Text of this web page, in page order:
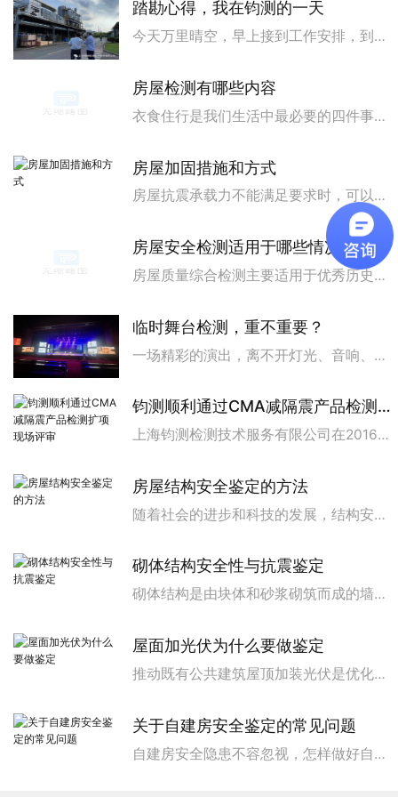
踏勘心得，我在钧测的一天
今天万里晴空，早上接到工作安排，到某食品加工厂参加项目踏勘，本项目主要是针对食堂地面，馅料区地面进行修补。这是我入职以来首次到现场踏勘，虽然我每天坚持在发布网络查阅各种相关材料性能资料，但毕竟没有实际接触过，内心还是有点发慌。路上领导和我耐心讲解华谨建材的相关材料知识，悉心分享我们目前所做项...
房屋检测有哪些内容
衣食住行是我们生活中最必要的四件事，其中的住就是其中之一，住的必然条件就是要有房屋，房屋是我们生活与办公的必须场所，重要性非常重大。既然房屋是我们生活中的必须场所，那么房屋的安全性则是重中之重，因为一旦房屋质量出现了安全问题，那么必然会威胁到我们的生命，造成不可挽回的损失，而房屋安全检测则是解决...
房屋加固措施和方式
房屋抗震承载力不能满足要求时，可以选择下列加固改造方法：1.面层或板墙加固：在墙体的一侧或两侧采用水泥砂浆面层、钢筋网砂浆面层或现浇混凝土板墙加固;2.修补和灌浆：对已开裂的墙体，可采用压力灌浆修补，对砌筑砂浆饱满度差或砌筑砂浆等级强度低的墙体，可满墙灌浆加固;3.拆砌或增设抗震墙：对强度过...
房屋安全检测适用于哪些情况
房屋质量综合检测主要适用于优秀历史建筑、重要公共建筑和其它需要进行全面检测的房屋。房屋质量综合检测应通过对房屋建筑、结构、装修材料、设备等进行全面检测，建立和完善房屋档案，全面评价房屋质量。房屋质量综合检测报告除应满足有关规定外,尚应包含下列内容：1检测依据，包括标准规范、图纸资料、委托单位与主...
临时舞台检测，重不重要？
一场精彩的演出，离不开灯光、音响、舞美，更离不开一个安全稳固的舞台。然而，在许多大型活动、商演、庆典中，临时搭建的舞台往往被忽视，甚至被认为"能站人就行"。但事实上，临时舞台检测是保障演出安全、避免事故的关键环节。临时舞台通常是为了短期活动搭建，时间紧、任务重，很多情况下为了赶工期，可能会忽...
钧测顺利通过CMA减隔震产品检测扩项现场评审
上海钧测检测技术服务有限公司在2016年初次获取CMA资质证书以来，经过多次扩项评审，在2024年2月23日又一次迎来了CMA扩项现场评审。CMA评审组技术专家周宏戈、王丽丽两位评审老师莅临钧测CMA扩项评审现场。此次CMA扩项评审组采取文件审查和现场评审相结合的方式，对本次扩展的黏滞阻尼器等8个产品，3本检测标准：《建筑...
房屋结构安全鉴定的方法
随着社会的进步和科技的发展，结构安全性问题越来越受到人们的关注。房屋结构安全性鉴定，作为保障建筑物安全性的重要手段，已成为工程建设领域的热点话题。通过对结构进行安全性鉴定，可以有效地发现结构存在的潜在风险，为采取相应的补救措施提供依据，从而确保人们的生命财产安全。房屋结构安全性鉴定的概述...
砌体结构安全性与抗震鉴定
砌体结构是由块体和砂浆砌筑而成的墙、柱作为建筑物主要受力构件的结构，广泛应用于办公、住宅等民用建筑中。我国自建国以来修建了很多砌体结构，大量砌体建筑至今已历经数十年之久，这些建筑中不乏存在开裂、倾斜、损坏以及使用功能改变等现象。那么这类建筑的安全性和抗震性是否也存在隐患呢?为了降低房屋结构...
屋面加光伏为什么要做鉴定
推动既有公共建筑屋顶加装光伏是优化城市建设用能结构的重要举措之一，但受限于屋面活荷载设计的要求，并不是所有既有公共建筑屋顶都具备加装光伏的条件，强行加装会对建筑结构安全造成影响，今天就让钧测检测来为您解答光伏加装的一些安全问题。1.加装光伏对建筑物的影响既有建筑(民用住宅/工商业建筑)加装太阳...
关于自建房安全鉴定的常见问题
自建房安全隐患不容忽视，怎样做好自建房安全隐患排查?近年随着城镇化步伐不断加快，自建房建设的步伐也随之加快。然而长沙自建房坍塌事件、山西临汾某酒店坍塌等都给我们敲响了警钟，也暴露了自建房质量、安全隐患现状。那么关于自建房检测鉴定你了解多少呢？为什么要进行自建房安全鉴定?a.针对既有建筑，进行...